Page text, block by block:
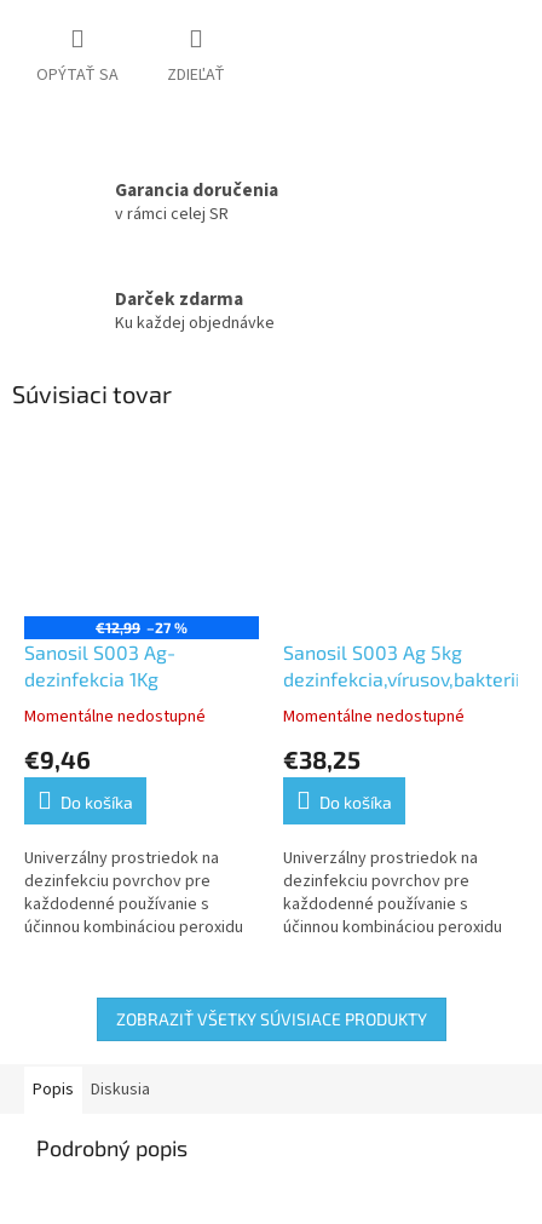
OPÝTAŤ SA ZDIEĽAŤ
Garancia doručenia
v rámci celej SR
Darček zdarma
Ku každej objednávke
Súvisiaci tovar
€12,99 –27 %
Sanosil S003 Ag-
dezinfekcia 1Kg
Priemerné
produktu
5,0
5
hviezdičiek.
Momentálne nedostupné
€9,46
Do košíka
Univerzálny prostriedok na
dezinfekciu povrchov pre
každodenné používanie s
účinnou kombináciou peroxidu
potravinami bez...
Sanosil S003 Ag 5kg
Priemerné
produktu
5,0
5
hviezdičiek.
Momentálne nedostupné
€38,25
Do košíka
Univerzálny prostriedok na
dezinfekciu povrchov pre
každodenné používanie s
účinnou kombináciou peroxidu
potravinami bez...
ZOBRAZIŤ VŠETKY SÚVISIACE PRODUKTY
Popis Diskusia
Podrobný popis